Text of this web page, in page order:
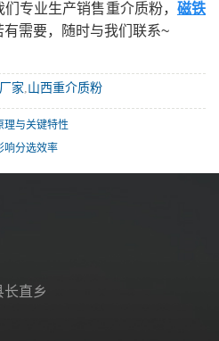
专业生产销售重介质粉， 磁铁
有需要，随时与我们联系~
家,山西重介质粉
理与关键特性
响分选效率
直乡